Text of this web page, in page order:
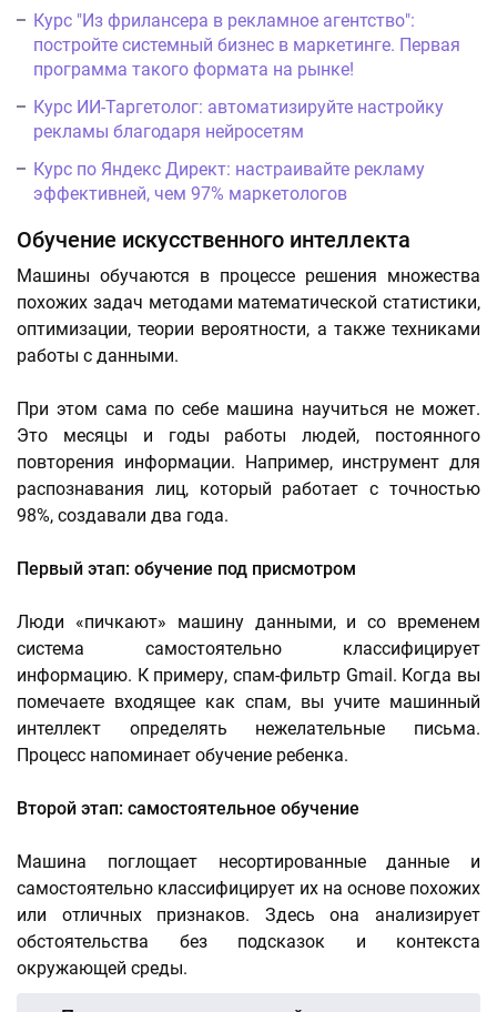
Курс "Из фрилансера в рекламное агентство":
постройте системный бизнес в маркетинге. Первая
программа такого формата на рынке!
Курс ИИ-Таргетолог: автоматизируйте настройку
рекламы благодаря нейросетям
Курс по Яндекс Директ: настраивайте рекламу
эффективней, чем 97% маркетологов
Обучение искусственного интеллекта
Машины обучаются в процессе решения множества
похожих задач методами математической статистики,
оптимизации, теории вероятности, а также техниками
работы с данными.
При этом сама по себе машина научиться не может.
Это месяцы и годы работы людей, постоянного
повторения информации. Например, инструмент для
распознавания лиц, который работает с точностью
98%, создавали два года.
Первый этап: обучение под присмотром
Люди «пичкают» машину данными, и со временем
система самостоятельно классифицирует
информацию. К примеру, спам-фильтр Gmail. Когда вы
помечаете входящее как спам, вы учите машинный
интеллект определять нежелательные письма.
Процесс напоминает обучение ребенка.
Второй этап: самостоятельное обучение
Машина поглощает несортированные данные и
самостоятельно классифицирует их на основе похожих
или отличных признаков. Здесь она анализирует
обстоятельства без подсказок и контекста
окружающей среды.